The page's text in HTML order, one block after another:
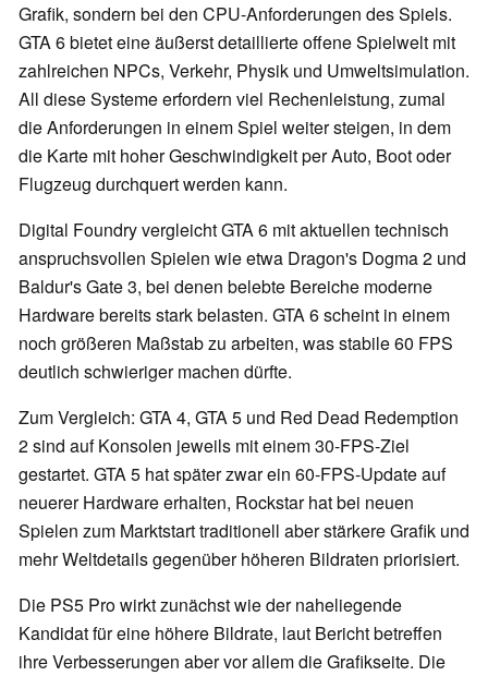
Grafik, sondern bei den CPU-Anforderungen des Spiels.
GTA 6 bietet eine äußerst detaillierte offene Spielwelt mit
zahlreichen NPCs, Verkehr, Physik und Umweltsimulation.
All diese Systeme erfordern viel Rechenleistung, zumal
die Anforderungen in einem Spiel weiter steigen, in dem
die Karte mit hoher Geschwindigkeit per Auto, Boot oder
Flugzeug durchquert werden kann.
Digital Foundry vergleicht GTA 6 mit aktuellen technisch
anspruchsvollen Spielen wie etwa Dragon's Dogma 2 und
Baldur's Gate 3, bei denen belebte Bereiche moderne
Hardware bereits stark belasten. GTA 6 scheint in einem
noch größeren Maßstab zu arbeiten, was stabile 60 FPS
deutlich schwieriger machen dürfte.
Zum Vergleich: GTA 4, GTA 5 und Red Dead Redemption
2 sind auf Konsolen jeweils mit einem 30-FPS-Ziel
gestartet. GTA 5 hat später zwar ein 60-FPS-Update auf
neuerer Hardware erhalten, Rockstar hat bei neuen
Spielen zum Marktstart traditionell aber stärkere Grafik und
mehr Weltdetails gegenüber höheren Bildraten priorisiert.
Die PS5 Pro wirkt zunächst wie der naheliegende
Kandidat für eine höhere Bildrate, laut Bericht betreffen
ihre Verbesserungen aber vor allem die Grafikseite. Die